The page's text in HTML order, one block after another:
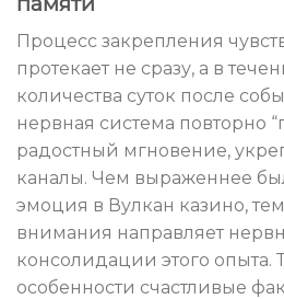
Процесс закрепления
протекает не сразу, а в
количества суток после
нервная система повторно
радостный мгновение,
каналы. Чем выраженнее
эмоция в Вулкан казино,
внимания направляет
консолидации этого опыта.
особенности счастливые